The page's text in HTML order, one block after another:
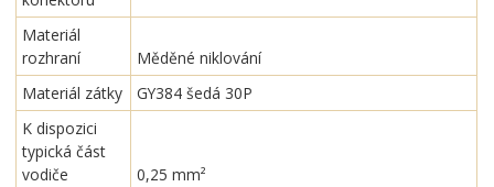
Materiál
rozhraní
Měděné niklování
Materiál zátky
GY384 šedá 30P
K dispozici
typická část
vodiče
0,25 mm²